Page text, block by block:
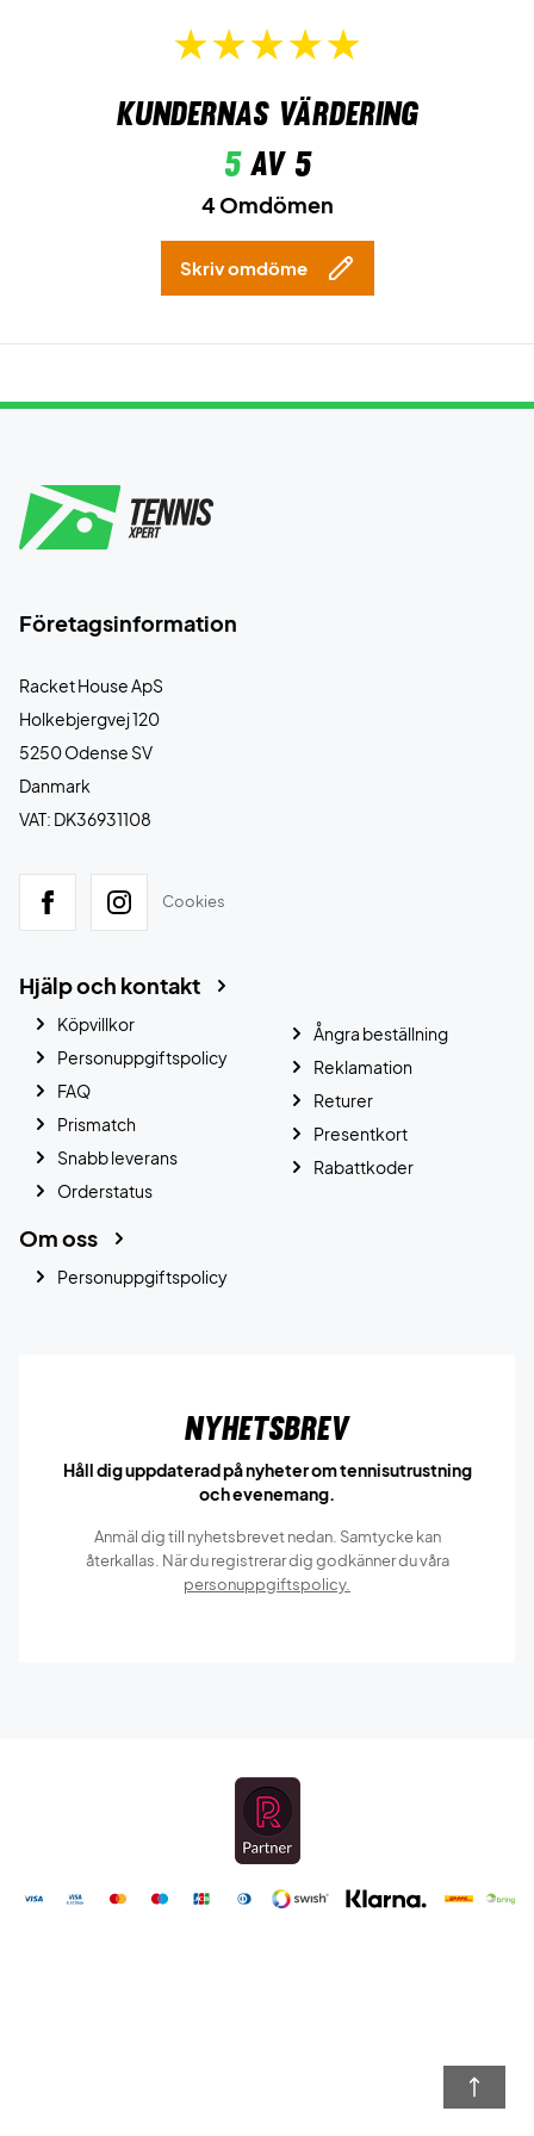
Kundernas värdering
5av 5
4 Omdömen
Skriv omdöme
Företagsinformation
Racket House ApS
Holkebjergvej 120
5250 Odense SV
Danmark
VAT: DK36931108
Cookies
Hjälp och kontakt
Köpvillkor
Personuppgiftspolicy
FAQ
Prismatch
Snabb leverans
Orderstatus
Ångra beställning
Reklamation
Returer
Presentkort
Rabattkoder
Om oss
Personuppgiftspolicy
Nyhetsbrev
Håll dig uppdaterad på nyheter om tennisutrustning
och evenemang.
Anmäl dig till nyhetsbrevet nedan. Samtycke kan
återkallas. När du registrerar dig godkänner du våra
personuppgiftspolicy.